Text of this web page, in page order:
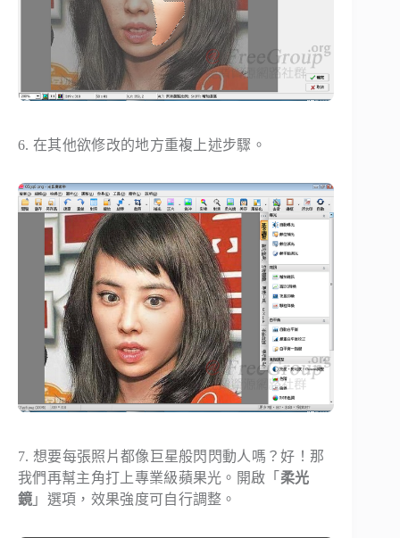
6. 在其他欲修改的地方重複上述步驟。
7. 想要每張照片都像巨星般閃閃動人嗎？好！那
我們再幫主角打上專業級蘋果光。開啟「 柔光
鏡 」選項，效果強度可自行調整。